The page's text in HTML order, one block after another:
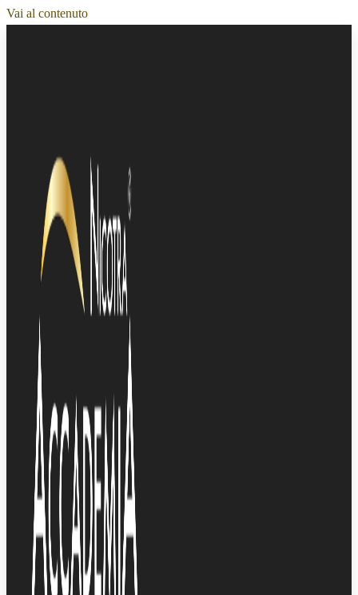
Vai al contenuto